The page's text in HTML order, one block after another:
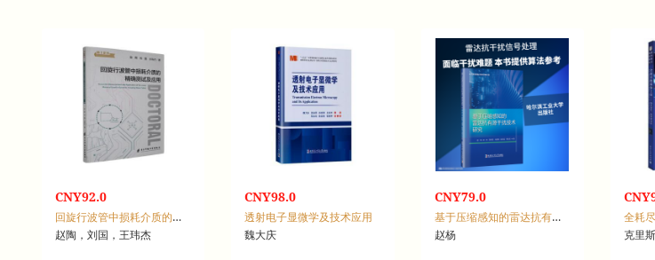
CNY92.0
回旋行波管中损耗介质的精确测试及应用
赵陶，刘国，王玮杰
CNY98.0
透射电子显微学及技术应用
魏大庆
CNY79.0
基于压缩感知的雷达抗有源干扰技术研究
赵杨
克里